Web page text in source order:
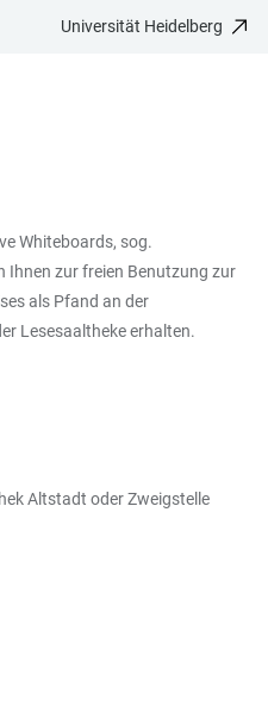
Universität Heidelberg
Whiteboards, sog.
Ihnen zur freien Benutzung zur
als Pfand an der
Lesesaaltheke erhalten.
Altstadt oder Zweigstelle